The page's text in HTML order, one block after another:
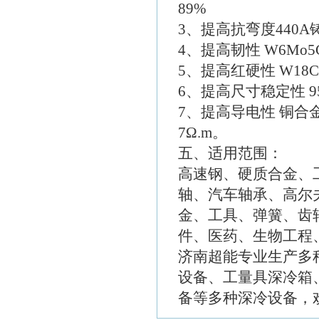
89%
3、提高抗弯度440A
4、提高韧性
5、提高红硬性
6、提高尺寸稳定性
7、提高导电性 铜合
7Ω.m。
五、适用范围：
高速钢、硬质合金、
轴、汽车轴承、高尔
金、工具、弹簧、齿
件、医药、生物工程
济南超能专业生产多
设备、工量具深冷箱
备等多种深冷设备